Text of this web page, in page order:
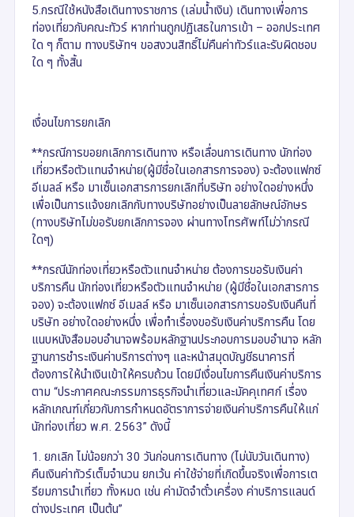
5.กรณีใช้หนังสือเดินทางราชการ (เล่มน้ำเงิน) เดินทางเพื่อการ
ท่องเที่ยวกับคณะทัวร์ หากท่านถูกปฏิเสธในการเข้า – ออกประเทศ
ใด ๆ ก็ตาม ทางบริษัทฯ ขอสงวนสิทธิ์ไม่คืนค่าทัวร์และรับผิดชอบ
ใด ๆ ทั้งสิ้น
เงื่อนไขการยกเลิก
**กรณีการขอยกเลิกการเดินทาง หรือเลื่อนการเดินทาง นักท่อง
เที่ยวหรือตัวแทนจำหน่าย(ผู้มีชื่อในเอกสารการจอง) จะต้องแฟกซ์
อีเมลล์ หรือ มาเซ็นเอกสารการยกเลิกที่บริษัท อย่างใดอย่างหนึ่ง
เพื่อเป็นการแจ้งยกเลิกกับทางบริษัทอย่างเป็นลายลักษณ์อักษร
(ทางบริษัทไม่ขอรับยกเลิกการจอง ผ่านทางโทรศัพท์ไม่ว่ากรณี
ใดๆ)
**กรณีนักท่องเที่ยวหรือตัวแทนจำหน่าย ต้องการขอรับเงินค่า
บริการคืน นักท่องเที่ยวหรือตัวแทนจำหน่าย (ผู้มีชื่อในเอกสารการ
จอง) จะต้องแฟกซ์ อีเมลล์ หรือ มาเซ็นเอกสารการขอรับเงินคืนที่
บริษัท อย่างใดอย่างหนึ่ง เพื่อทำเรื่องขอรับเงินค่าบริการคืน โดย
แนบหนังสือมอบอำนาจพร้อมหลักฐานประกอบการมอบอำนาจ หลัก
ฐานการชำระเงินค่าบริการต่างๆ และหน้าสมุดบัญชีธนาคารที่
ต้องการให้นำเงินเข้าให้ครบถ้วน โดยมีเงื่อนไขการคืนเงินค่าบริการ
ตาม “ประกาศคณะกรรมการธุรกิจนำเที่ยวและมัคคุเทศก์ เรื่อง
หลักเกณฑ์เกี่ยวกับการกำหนดอัตราการจ่ายเงินค่าบริการคืนให้แก่
นักท่องเที่ยว พ.ศ. 2563” ดังนี้
1. ยกเลิก ไม่น้อยกว่า 30 วันก่อนการเดินทาง (ไม่นับวันเดินทาง)
คืนเงินค่าทัวร์เต็มจำนวน ยกเว้น ค่าใช้จ่ายที่เกิดขึ้นจริงเพื่อการเต
รียมการนำเที่ยว ทั้งหมด เช่น ค่ามัดจำตั๋วเครื่อง ค่าบริการแลนด์
ต่างประเทศ เป็นต้น”